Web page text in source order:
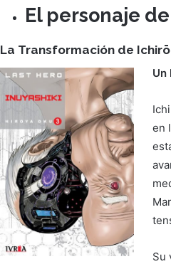
El personaje
La Transformación de
Un
en
Su